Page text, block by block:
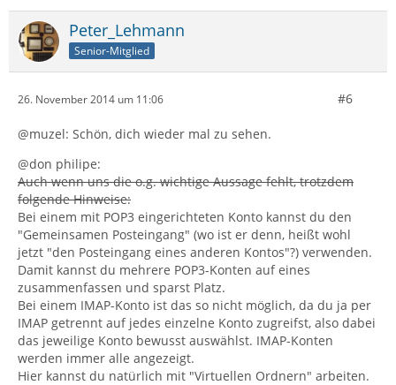
Peter_Lehmann
Senior-Mitglied
26. November 2014 um 11:06 #6
@muzel: Schön, dich wieder mal zu sehen.
@don philipe:
Auch wenn uns die o.g. wichtige Aussage fehlt, trotzdem
folgende Hinweise:
Bei einem mit POP3 eingerichteten Konto kannst du den
"Gemeinsamen Posteingang" (wo ist er denn, heißt wohl
jetzt "den Posteingang eines anderen Kontos"?) verwenden.
Damit kannst du mehrere POP3-Konten auf eines
zusammenfassen und sparst Platz.
Bei einem IMAP-Konto ist das so nicht möglich, da du ja per
IMAP getrennt auf jedes einzelne Konto zugreifst, also dabei
das jeweilige Konto bewusst auswählst. IMAP-Konten
werden immer alle angezeigt.
Hier kannst du natürlich mit "Virtuellen Ordnern" arbeiten.